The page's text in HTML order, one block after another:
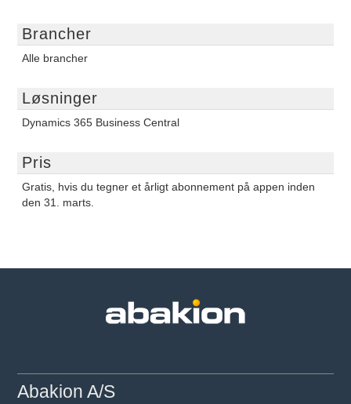
Brancher
Alle brancher
Løsninger
Dynamics 365 Business Central
Pris
Gratis, hvis du tegner et årligt abonnement på appen inden
den 31. marts.
Abakion A/S